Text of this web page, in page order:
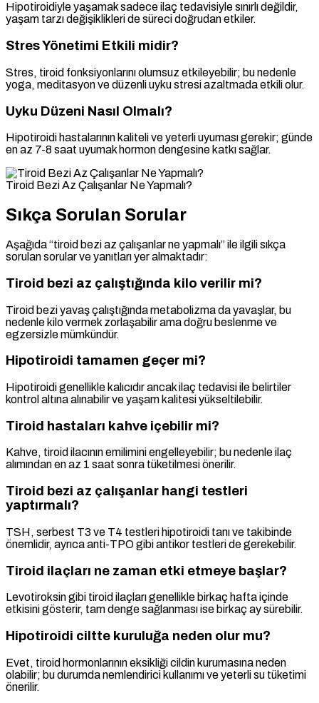
Hipotiroidiyle yaşamak sadece ilaç tedavisiyle sınırlı değildir,
yaşam tarzı değişiklikleri de süreci doğrudan etkiler.
Stres Yönetimi Etkili midir?
Stres, tiroid fonksiyonlarını olumsuz etkileyebilir; bu nedenle
yoga, meditasyon ve düzenli uyku stresi azaltmada etkili olur.
Uyku Düzeni Nasıl Olmalı?
Hipotiroidi hastalarının kaliteli ve yeterli uyuması gerekir; günde
en az 7-8 saat uyumak hormon dengesine katkı sağlar.
Tiroid Bezi Az Çalışanlar Ne Yapmalı?
Sıkça Sorulan Sorular
Aşağıda “tiroid bezi az çalışanlar ne yapmalı” ile ilgili sıkça
sorulan sorular ve yanıtları yer almaktadır:
Tiroid bezi az çalıştığında kilo verilir mi?
Tiroid bezi yavaş çalıştığında metabolizma da yavaşlar, bu
nedenle kilo vermek zorlaşabilir ama doğru beslenme ve
egzersizle mümkündür.
Hipotiroidi tamamen geçer mi?
Hipotiroidi genellikle kalıcıdır ancak ilaç tedavisi ile belirtiler
kontrol altına alınabilir ve yaşam kalitesi yükseltilebilir.
Tiroid hastaları kahve içebilir mi?
Kahve, tiroid ilacının emilimini engelleyebilir; bu nedenle ilaç
alımından en az 1 saat sonra tüketilmesi önerilir.
Tiroid bezi az çalışanlar hangi testleri
yaptırmalı?
TSH, serbest T3 ve T4 testleri hipotiroidi tanı ve takibinde
önemlidir, ayrıca anti-TPO gibi antikor testleri de gerekebilir.
Tiroid ilaçları ne zaman etki etmeye başlar?
Levotiroksin gibi tiroid ilaçları genellikle birkaç hafta içinde
etkisini gösterir, tam denge sağlanması ise birkaç ay sürebilir.
Hipotiroidi ciltte kuruluğa neden olur mu?
Evet, tiroid hormonlarının eksikliği cildin kurumasına neden
olabilir; bu durumda nemlendirici kullanımı ve yeterli su tüketimi
önerilir.